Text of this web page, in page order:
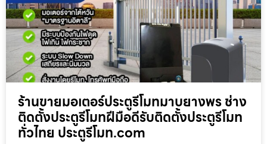
ร้านขายมอเตอร์ประตูรีโมทมาบยางพร ช่าง
ติดตั้งประตูรีโมทฝีมือดีรับติดตั้งประตูรีโมท
ทั่วไทย ประตูรีโมท.com